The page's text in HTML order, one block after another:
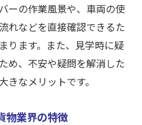
ーの作業風景や、車両の使
れなどを直接確認できるた
ります。また、見学時に疑
め、不安や疑問を解消した
なメリットです。
物業界の特徴